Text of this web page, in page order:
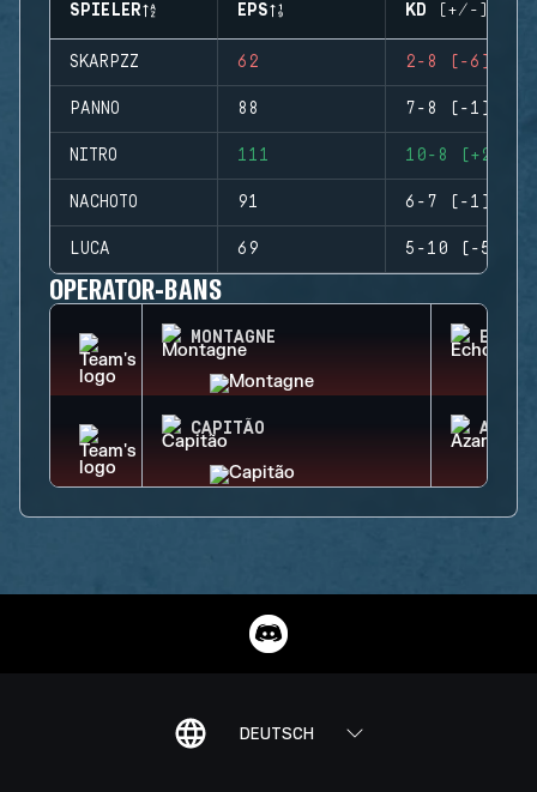
SPIELER EPS KD (+/-)
SKARPZZ 62 2-8 (-6)
PANNO 88 7-8 (-1)
NITRO 111 10-8 (+2)
NACHOTO 91 6-7 (-1)
LUCA 69 5-10 (-5)
OPERATOR-BANS
MONTAGNE ECHO
CAPITÃO AZAMI
DEUTSCH